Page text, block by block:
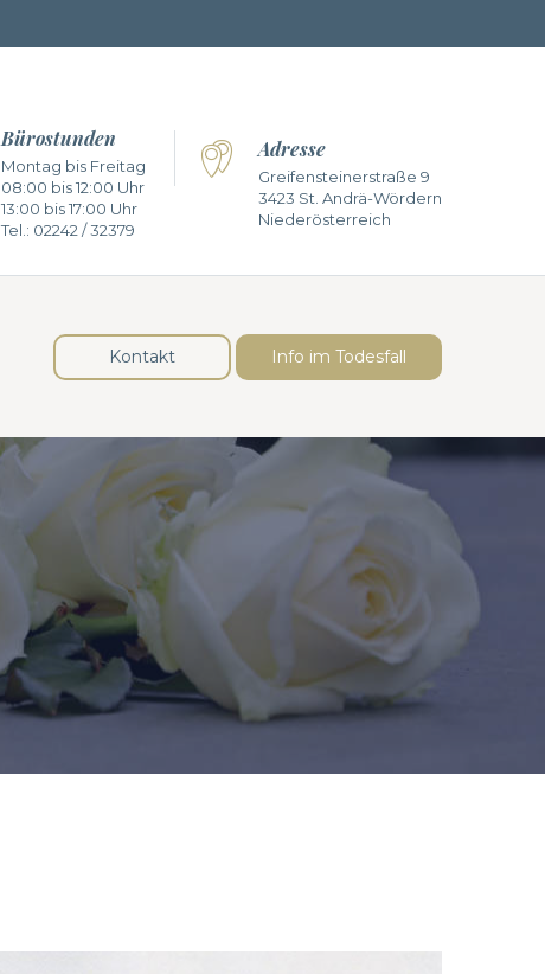
Bürostunden
Montag bis Freitag
08:00 bis 12:00 Uhr
13:00 bis 17:00 Uhr
Tel.: 02242 / 32379
Adresse
Greifensteinerstraße 9
3423 St. Andrä-Wördern
Niederösterreich
Kontakt Info im Todesfall